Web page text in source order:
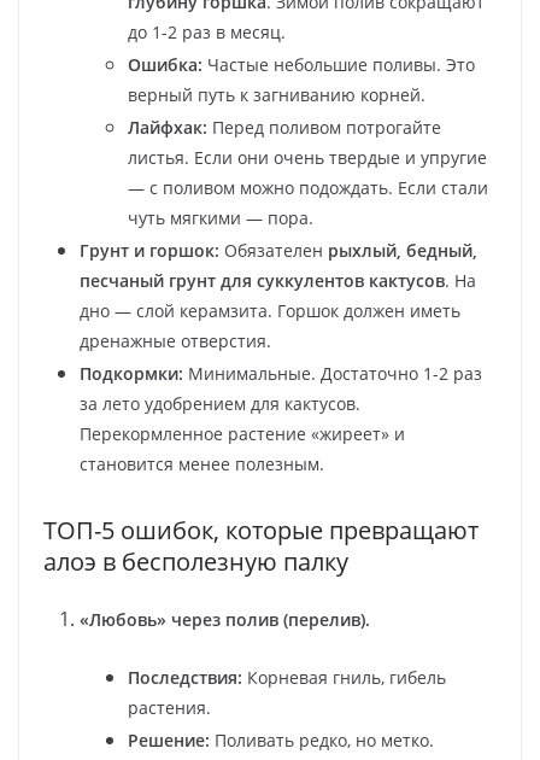
до 1-2 раз в месяц.
Ошибка: Частые небольшие поливы. Это
верный путь к загниванию корней.
Лайфхак: Перед поливом потрогайте
листья. Если они очень твердые и упругие
— с поливом можно подождать. Если стали
чуть мягкими — пора.
Грунт и горшок: Обязателен рыхлый, бедный,
песчаный грунт для суккулентов кактусов. На
дно — слой керамзита. Горшок должен иметь
дренажные отверстия.
Подкормки: Минимальные. Достаточно 1-2 раз
за лето удобрением для кактусов.
Перекормленное растение «жиреет» и
становится менее полезным.
ТОП-5 ошибок, которые превращают
алоэ в бесполезную палку
«Любовь» через полив (перелив).
Последствия: Корневая гниль, гибель
растения.
Решение: Поливать редко, но метко.